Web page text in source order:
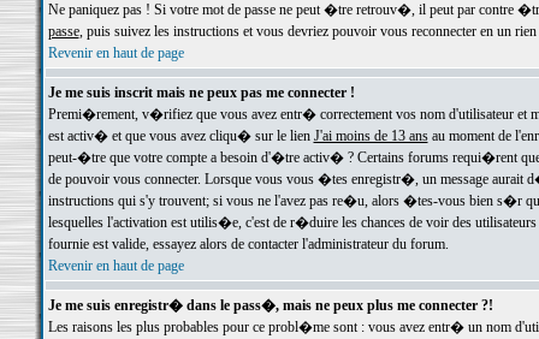
Ne paniquez pas ! Si votre mot de passe ne peut �tre retrouv�, il peut par contre
passe, puis suivez les instructions et vous devriez pouvoir vous reconnecter en un rien
Revenir en haut de page
Je me suis inscrit mais ne peux pas me connecter !
Premi�rement, v�rifiez que vous avez entr� correctement vos nom d'utilisateur
est activ� et que vous avez cliqu� sur le lien J'ai moins de 13 ansau moment de
peut-�tre que votre compte a besoin d'�tre activ� ? Certains forums requi�rent
de pouvoir vous connecter. Lorsque vous vous �tes enregistr�, un message aurait
instructions qui s'y trouvent; si vous ne l'avez pas re�u, alors �tes-vous bien s�r
lesquelles l'activation est utilis�e, c'est de r�duire les chances de voir des
fournie est valide, essayez alors de contacter l'administrateur du forum.
Revenir en haut de page
Je me suis enregistr� dans le pass�, mais ne peux plus me connecter ?!
Les raisons les plus probables pour ce probl�me sont : vous avez entr� un nom